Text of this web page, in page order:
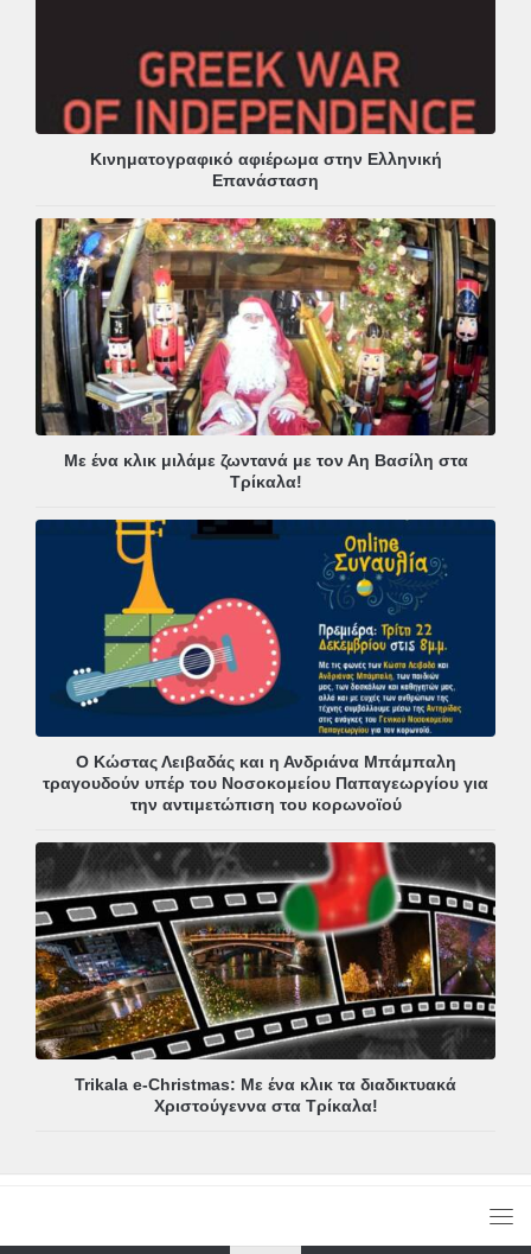
Κινηματογραφικό αφιέρωμα στην Ελληνική
Επανάσταση
Με ένα κλικ μιλάμε ζωντανά με τον Αη Βασίλη στα
Τρίκαλα!
Ο Κώστας Λειβαδάς και η Ανδριάνα Μπάμπαλη
τραγουδούν υπέρ του Νοσοκομείου Παπαγεωργίου για
την αντιμετώπιση του κορωνοϊού
Trikala e-Christmas: Με ένα κλικ τα διαδικτυακά
Χριστούγεννα στα Τρίκαλα!